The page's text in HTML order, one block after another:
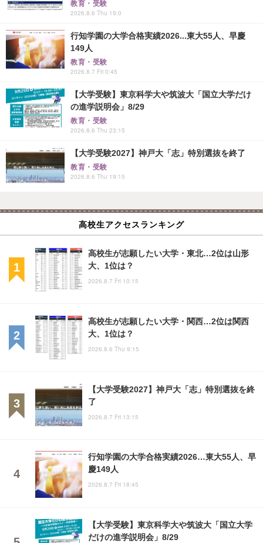
教育・受験
2026.8.6 Thu 19:0
行知学園の大学合格実績2026...東大55人、早慶
149人
教育・受験
2026.8.7 Fri 0:45
【大学受験】東京科学大や筑波大「国立大学だけ
の進学説明会」8/29
教育・受験
2026.8.6 Thu 23:15
【大学受験2027】神戸大「志」特別選抜を終了
教育・受験
2026.8.6 Thu 19:15
高校生アクセスランキング
高校生が志願したい大学・東北…2位は山形
大、1位は？
2026.8.7 Fri 10:15
高校生が志願したい大学・関西…2位は関西
大、1位は？
2026.8.6 Thu 9:15
【大学受験2027】神戸大「志」特別選抜を終
了
2026.8.7 Fri 13:15
行知学園の大学合格実績2026…東大55人、早
慶149人
2026.8.7 Fri 18:45
【大学受験】東京科学大や筑波大「国立大学
だけの進学説明会」8/29